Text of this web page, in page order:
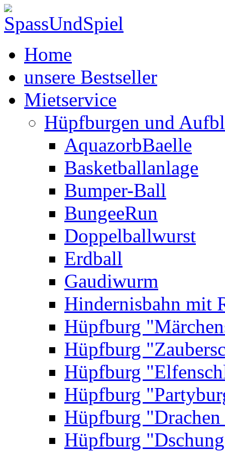
Home
unsere Bestseller
Mietservice
Hüpfburgen und
AquazorbBaelle
Basketballanlage
Bumper-Ball
BungeeRun
Doppelballwurst
Erdball
Gaudiwurm
Hindernisbahn mit
Hüpfburg
Hüpfburg
Hüpfburg
Hüpfburg
Hüpfburg
Hüpfburg